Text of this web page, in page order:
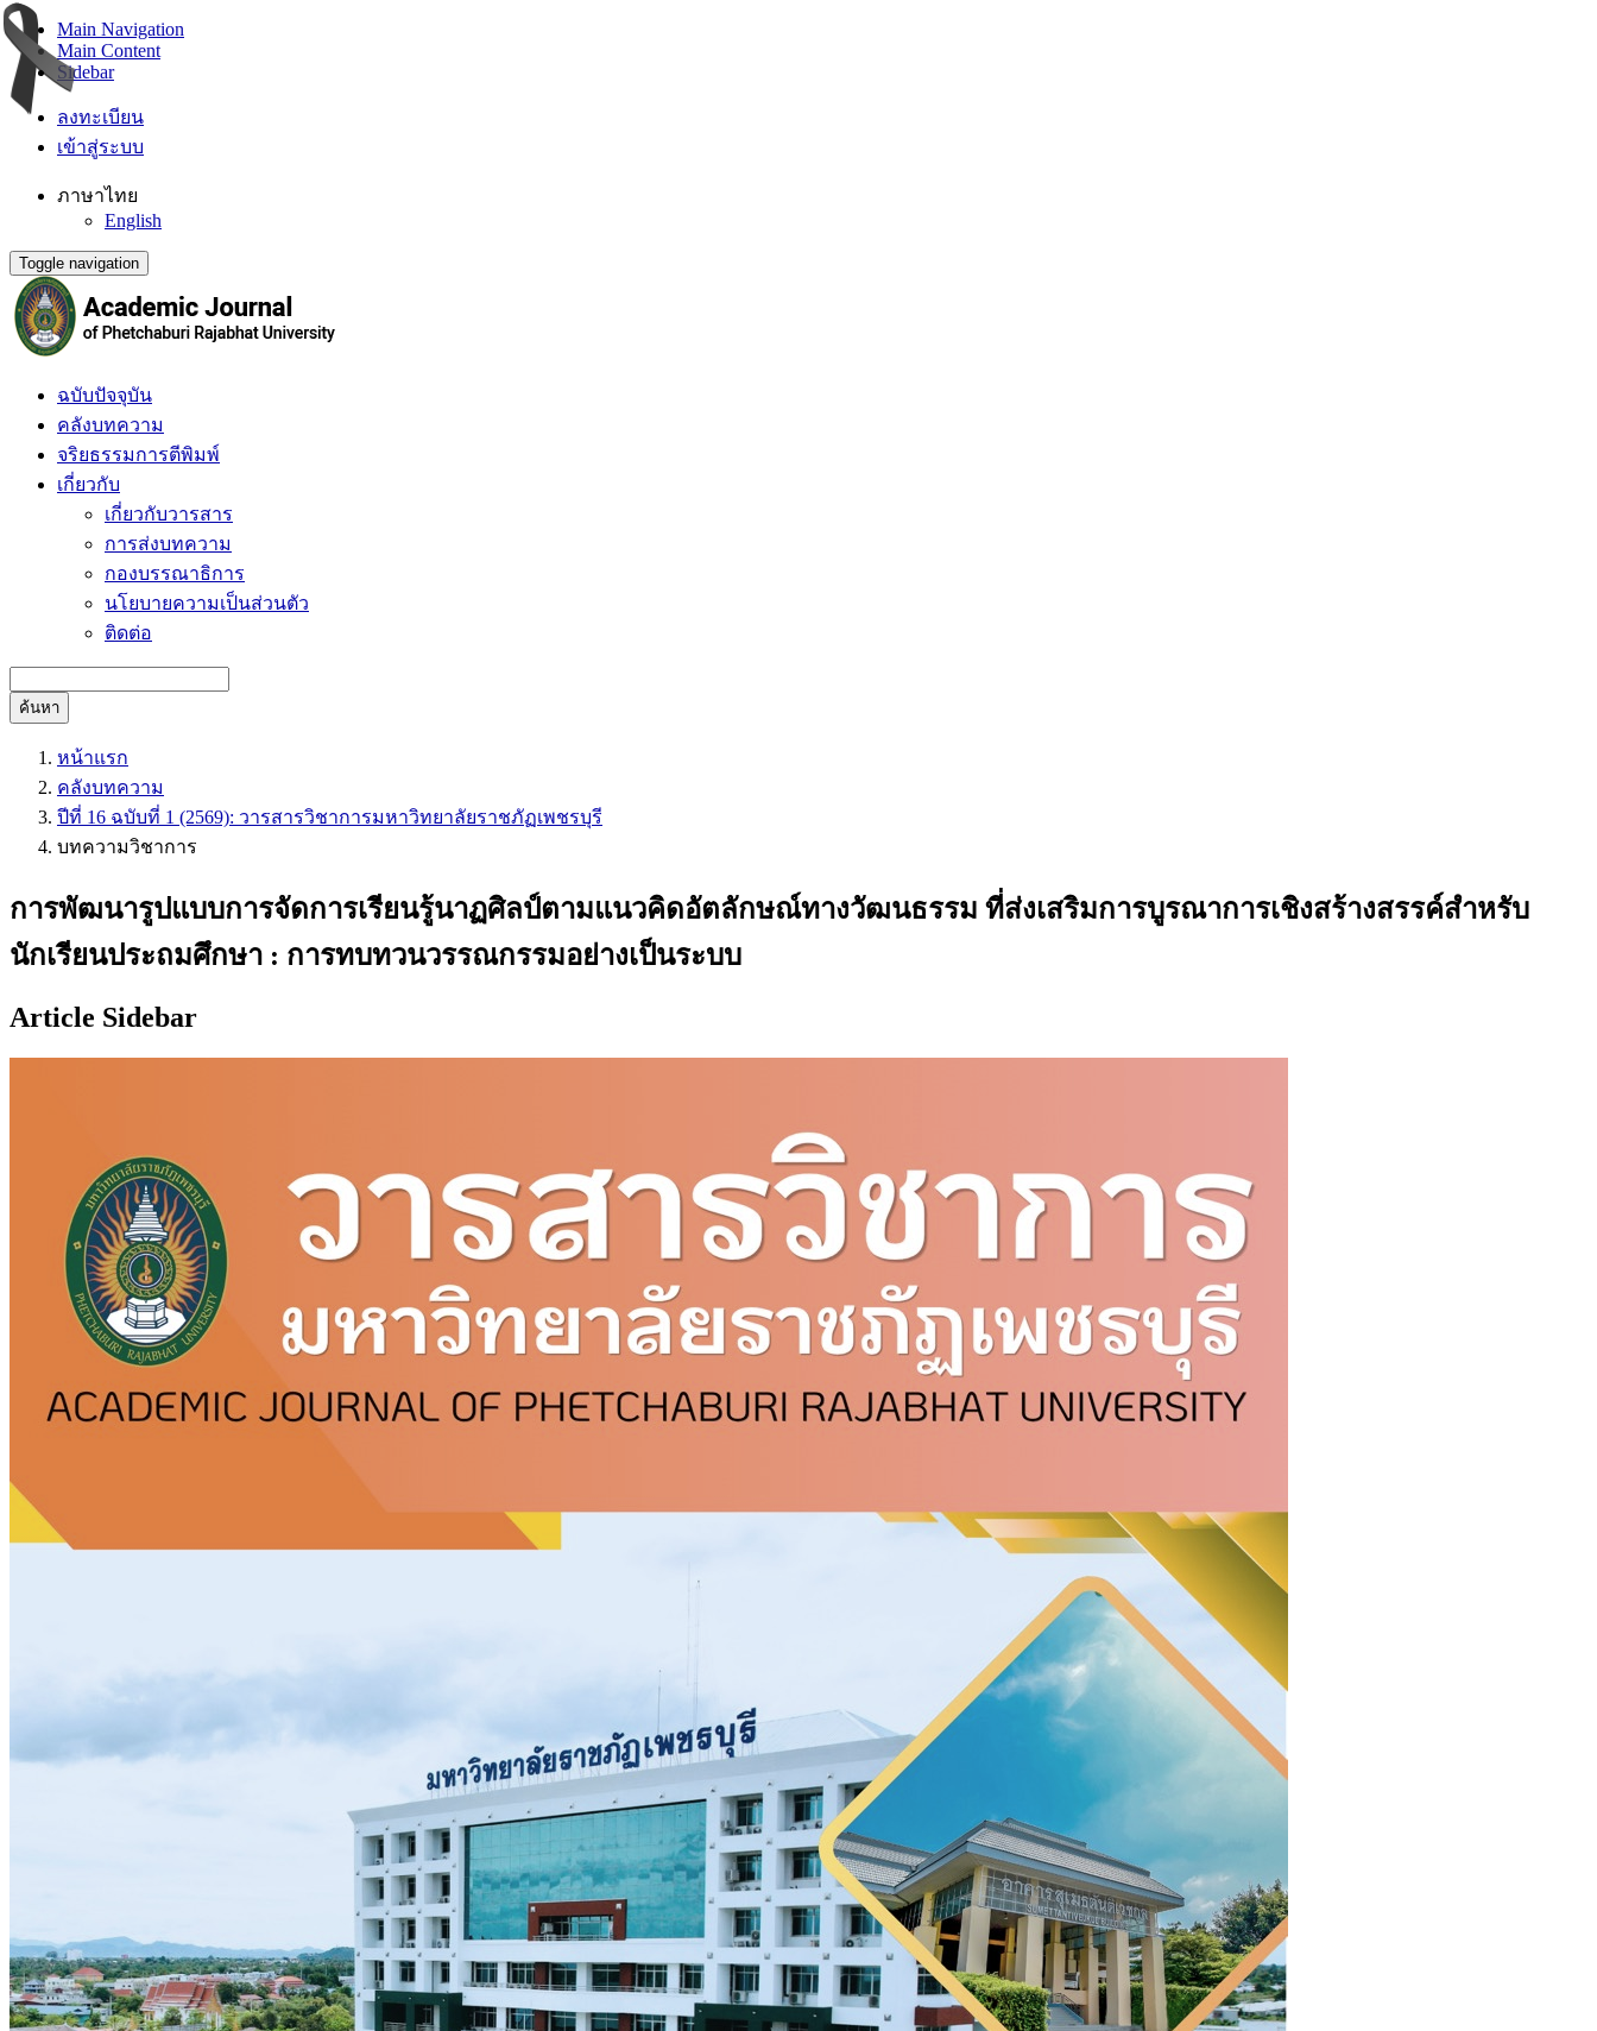
Main Navigation
Main Content
Sidebar
ลงทะเบียน
เข้าสู่ระบบ
ภาษาไทย
English
Toggle navigation
ฉบับปัจจุบัน
คลังบทความ
จริยธรรมการตีพิมพ์
เกี่ยวกับ
เกี่ยวกับวารสาร
การส่งบทความ
กองบรรณาธิการ
นโยบายความเป็นส่วนตัว
ติดต่อ
ค้นหา
หน้าแรก
คลังบทความ
ปีที่ 16 ฉบับที่ 1 (2569): วารสารวิชาการมหาวิทยาลัยราชภัฏเพชรบุรี
บทความวิชาการ
การพัฒนารูปแบบการจัดการเรียนรู้นาฏศิลป์ตามแนวคิดอัตลักษณ์ทางวัฒนธรรม ที่ส่งเสริมการบูรณาการเชิงสร้างสรรค์สำหรับ
นักเรียนประถมศึกษา : การทบทวนวรรณกรรมอย่างเป็นระบบ
Article Sidebar